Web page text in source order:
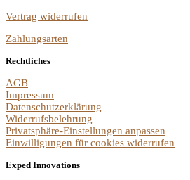
Vertrag widerrufen
Zahlungsarten
Rechtliches
AGB
Impressum
Datenschutzerklärung
Widerrufsbelehrung
Privatsphäre-Einstellungen anpassen
Einwilligungen für cookies widerrufen
Exped Innovations